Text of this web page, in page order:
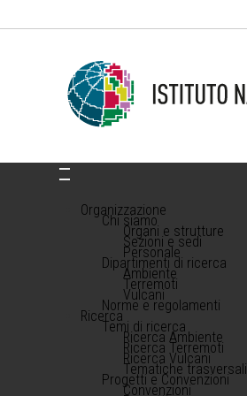
Organizzazione
Chi siamo
Organi e strutture
Sezioni e sedi
Personale
Dipartimenti di ricerca
Ambiente
Terremoti
Vulcani
Norme e regolamenti
Ricerca
Temi di ricerca
Ricerca Ambiente
Ricerca Terremoti
Ricerca Vulcani
Tematiche trasversali
Progetti e Convenzioni
Convenzioni